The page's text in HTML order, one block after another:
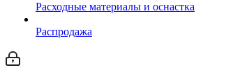
Расходные материалы и оснастка
Распродажа